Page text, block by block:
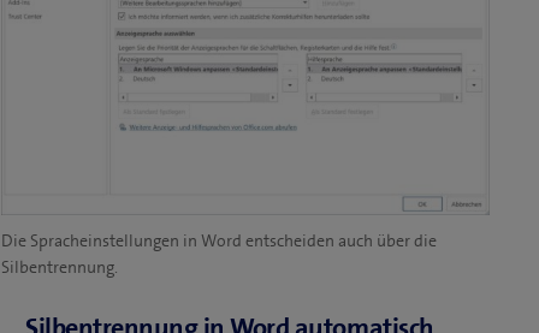
Die Spracheinstellungen in Word entscheiden auch über die
Silbentrennung.